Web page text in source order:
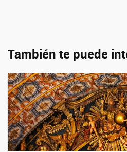
También te puede